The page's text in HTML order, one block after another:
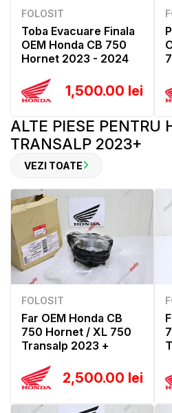
FOLOSIT
Toba Evacuare Finala
OEM Honda CB 750
Hornet 2023 - 2024
1,500.00 lei
ALTE PIESE PENTRU
TRANSALP 2023+
VEZI TOATE
FOLOSIT
Far OEM Honda CB
750 Hornet / XL 750
Transalp 2023 +
2,500.00 lei